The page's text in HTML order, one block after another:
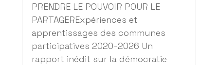
PRENDRE LE POUVOIR POUR LE
PARTAGERExpériences et
apprentissages des communes
participatives 2020-2026 Un
rapport inédit sur la démocratie